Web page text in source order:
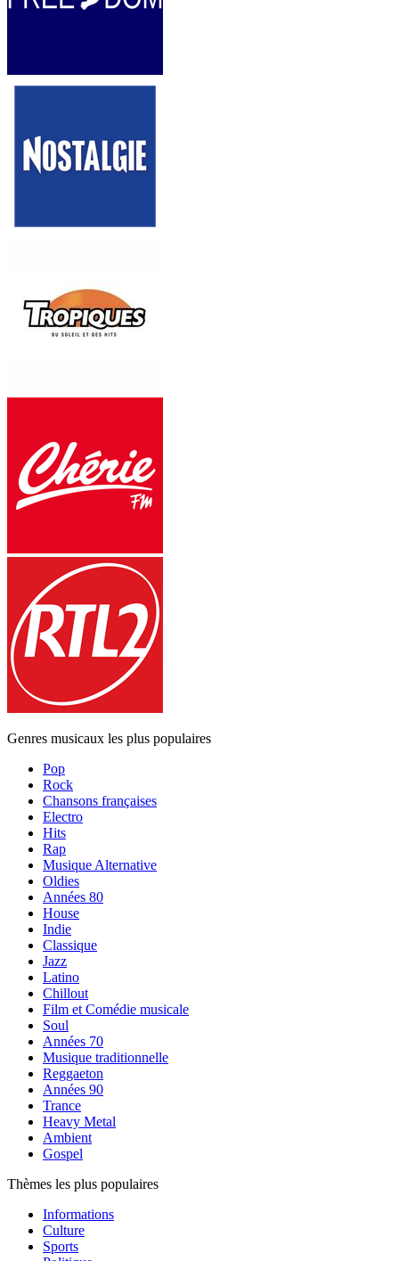
Genres musicaux les plus populaires
Pop
Rock
Chansons françaises
Electro
Hits
Rap
Musique Alternative
Oldies
Années 80
House
Indie
Classique
Jazz
Latino
Chillout
Film et Comédie musicale
Soul
Années 70
Musique traditionnelle
Reggaeton
Années 90
Trance
Heavy Metal
Ambient
Gospel
Thèmes les plus populaires
Informations
Culture
Sports